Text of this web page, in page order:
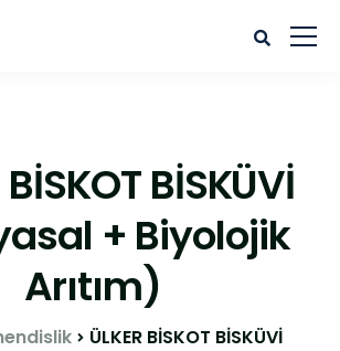
BİSKOT BİSKÜVİ
+ Biyolojik
Arıtım)
ÜLKER BİSKOT BİSKÜVİ